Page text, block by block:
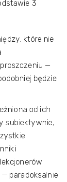
3
które nie
—
będzie
od ich
subiektywnie,
paradoksalnie